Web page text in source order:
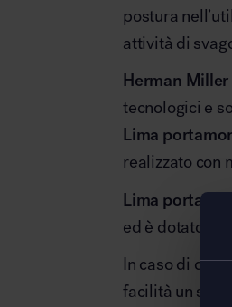
postura
attività di
Herman Miller
tecnologici e
Lima
realizzato con
Lima
ed è dotato di
In caso di
facilità un